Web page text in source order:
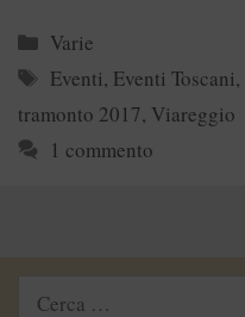
Categorie
Varie
Tag
Eventi, Eventi Toscani,
tramonto 2017, Viareggio
1 commento
Ricerca